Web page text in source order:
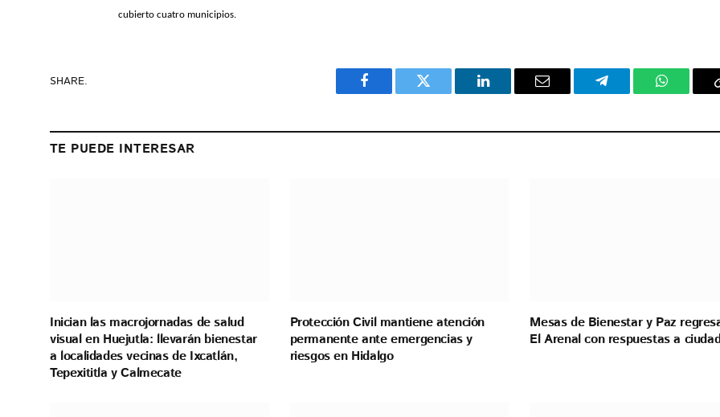
cubierto cuatro municipios.
SHARE.
Facebook Twitter LinkedIn Email Telegram
TE PUEDE INTERESAR
Inician las macrojornadas de salud
visual en Huejutla: llevarán bienestar
a localidades vecinas de Ixcatlán,
Tepexititla y Calmecate
Protección Civil mantiene atención
permanente ante emergencias y
riesgos en Hidalgo
Mesas de Bienestar y Paz
El Arenal con respuestas a